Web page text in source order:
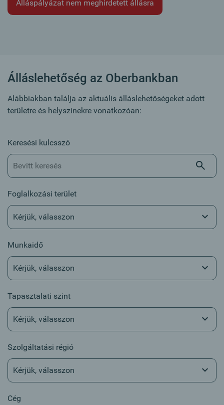
Álláspályázat nem meghirdetett állásra
Álláslehetőség az Oberbankban
Alábbiakban találja az aktuális álláslehetőségeket adott
területre és helyszínekre vonatkozóan:
Keresési kulcsszó
Foglalkozási terület
Kérjük, válasszon
Munkaidő
Kérjük, válasszon
Tapasztalati szint
Kérjük, válasszon
Szolgáltatási régió
Kérjük, válasszon
Cég